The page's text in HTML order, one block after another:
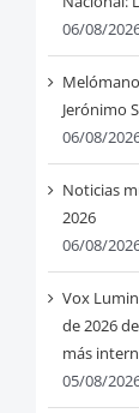
06/08/
Jerónimo
06/08/
Noticias
2026
06/08/
Vox
de 2026
más
05/08/